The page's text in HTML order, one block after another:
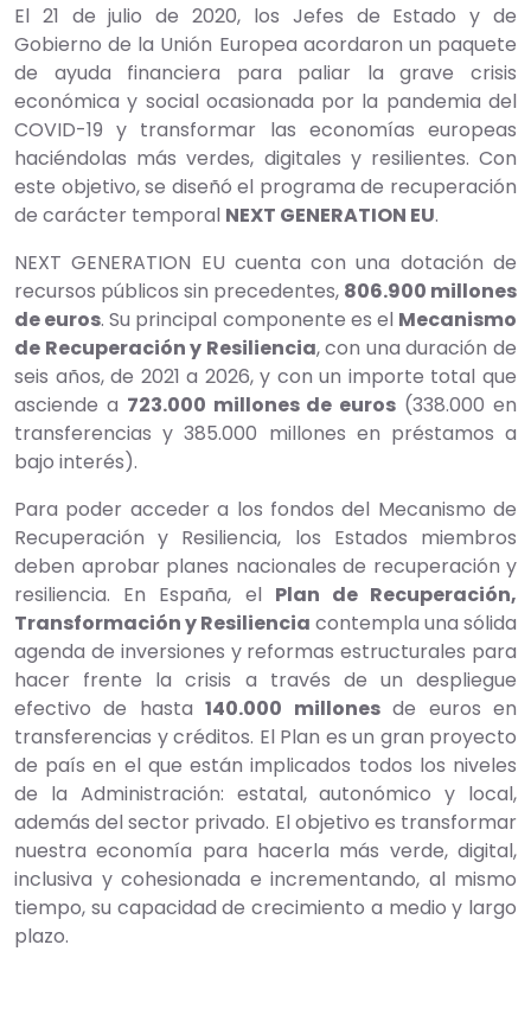
El 21 de julio de 2020, los Jefes de Estado y de
Gobierno de la Unión Europea acordaron un paquete
de ayuda financiera para paliar la grave crisis
económica y social ocasionada por la pandemia del
COVID-19 y transformar las economías europeas
haciéndolas más verdes, digitales y resilientes. Con
este objetivo, se diseñó el programa de recuperación
de carácter temporal NEXT GENERATION EU.
NEXT GENERATION EU cuenta con una dotación de
recursos públicos sin precedentes, 806.900 millones
de euros. Su principal componente es el Mecanismo
de Recuperación y Resiliencia, con una duración de
seis años, de 2021 a 2026, y con un importe total que
asciende a 723.000 millones de euros (338.000 en
transferencias y 385.000 millones en préstamos a
bajo interés).
Para poder acceder a los fondos del Mecanismo de
Recuperación y Resiliencia, los Estados miembros
deben aprobar planes nacionales de recuperación y
resiliencia. En España, el Plan de Recuperación,
Transformación y Resiliencia contempla una sólida
agenda de inversiones y reformas estructurales para
hacer frente la crisis a través de un despliegue
efectivo de hasta140.000 millonesde euros en
transferencias y créditos. El Plan es un gran proyecto
de país en el que están implicados todos los niveles
de la Administración: estatal, autonómico y local,
además del sector privado. El objetivo es transformar
nuestra economía para hacerla más verde, digital,
inclusiva y cohesionada e incrementando, al mismo
tiempo, su capacidad de crecimiento a medio y largo
plazo.